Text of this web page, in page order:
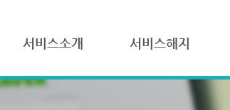
서비스소개 서비스해지